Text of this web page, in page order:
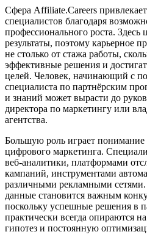
Сфера Affiliate.Careers
специалистов благодаря
профессионального роста. Здесь
результаты, поэтому карьерное
не столько от стажа работы,
эффективные решения и
целей. Человек, начинающий с
специалиста по партнёрским
и знаний может вырасти до
директора по маркетингу или
агентства.
Большую роль играет
цифрового маркетинга.
веб-аналитики, платформами
кампаний, инструментами
различными рекламными
данные становится важным
поскольку успешные решения в
практически всегда опираются
гипотез и постоянную